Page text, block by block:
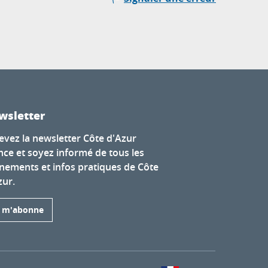
la newsletter Côte d'Azur
et soyez informé de tous les
et infos pratiques de Côte
m'abonne